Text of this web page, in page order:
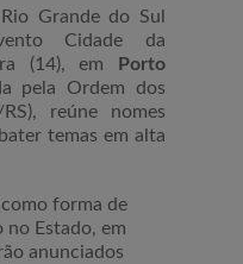
Grande do Sul
Cidade da
(14), em
Porto
pela Ordem dos
reúne nomes
temas em alta
forma de
Estado, em
anunciados